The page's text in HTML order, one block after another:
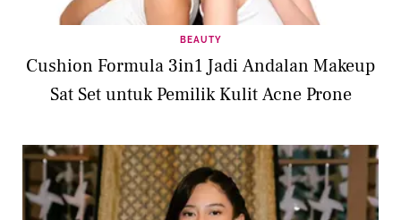
BEAUTY
Cushion Formula 3in1 Jadi Andalan Makeup
Sat Set untuk Pemilik Kulit Acne Prone